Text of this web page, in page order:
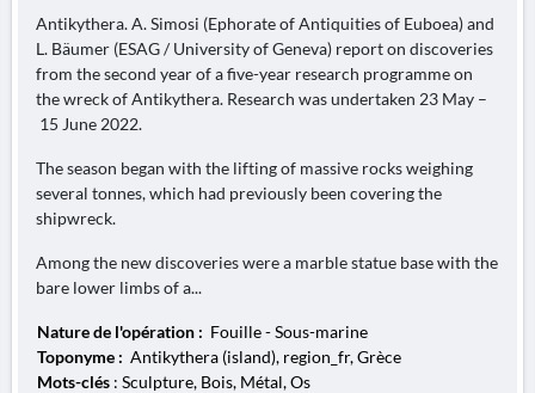
Antikythera. A. Simosi (Ephorate of Antiquities of Euboea) and
L. Bäumer (ESAG / University of Geneva) report on discoveries
from the second year of a five-year research programme on
the wreck of Antikythera. Research was undertaken 23 May –
15 June 2022.
The season began with the lifting of massive rocks weighing
several tonnes, which had previously been covering the
shipwreck.
Among the new discoveries were a marble statue base with the
bare lower limbs of a...
Nature de l'opération : Fouille - Sous-marine
Toponyme : Antikythera (island), region_fr, Grèce
Mots-clés : Sculpture, Bois, Métal, Os